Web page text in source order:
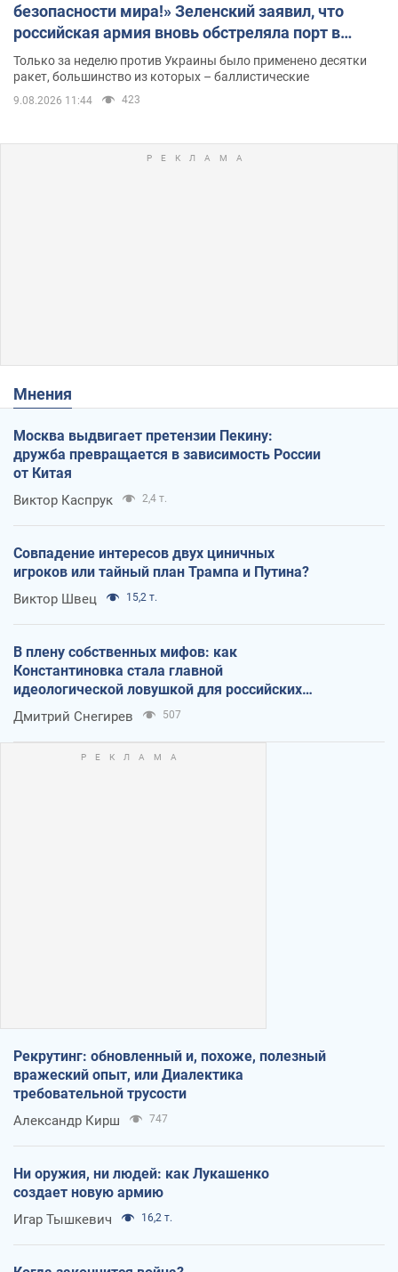
безопасности мира!» Зеленский заявил, что
российская армия вновь обстреляла порт в
Одессе
Только за неделю против Украины было применено десятки
ракет, большинство из которых – баллистические
9.08.2026 11:44 423
Мнения
Москва выдвигает претензии Пекину:
дружба превращается в зависимость России
от Китая
Виктор Каспрук 2,4 т.
Совпадение интересов двух циничных
игроков или тайный план Трампа и Путина?
Виктор Швец 15,2 т.
В плену собственных мифов: как
Константиновка стала главной
идеологической ловушкой для российских
оккупантов
Дмитрий Снегирев 507
Рекрутинг: обновленный и, похоже, полезный
вражеский опыт, или Диалектика
требовательной трусости
Александр Кирш 747
Ни оружия, ни людей: как Лукашенко
создает новую армию
Игар Тышкевич 16,2 т.